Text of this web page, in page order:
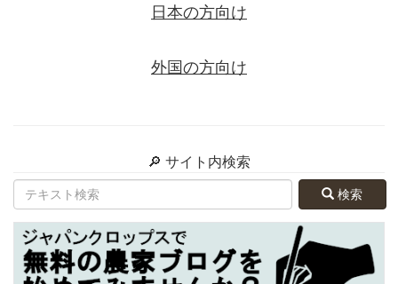
日本の方向け
外国の方向け
🔎 サイト内検索
検索